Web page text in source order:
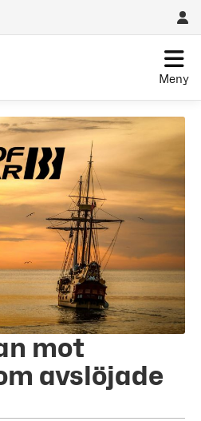
Meny
mot
avslöjade